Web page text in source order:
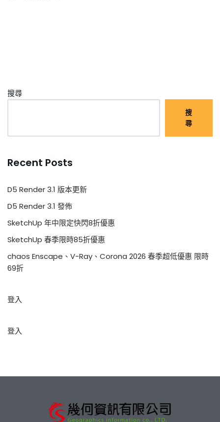
搜尋
搜
尋
Recent Posts
D5 Render 3.1 版本更新
D5 Render 3.1 發佈
SketchUp 年中限定快閃8折優惠
SketchUp 春季限時85折優惠
chaos Enscape、V-Ray、Corona 2026 春季超低優惠 限時
69折
登入
登入